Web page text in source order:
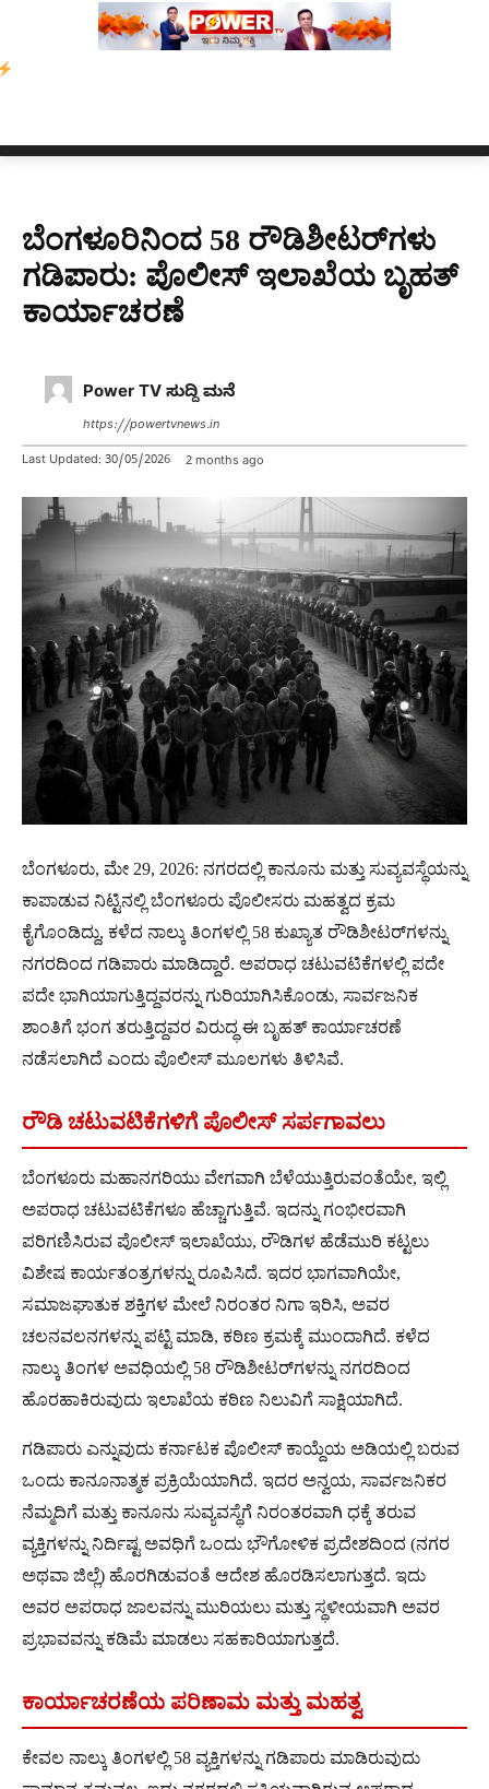
ಆಡಿಯೋ ಕ್ಲಿಪ್ ಅನ್ನು ಬದಲಾಯಿಸಲಾಗಿದೆ. ಸುಪ್ರೀಂ ಕೋರ್ಟ್ ಮಣಿಪುರದ
ಬೆಂಗಳೂರಿನಿಂದ 58 ರೌಡಿಶೀಟರ್‌ಗಳು
ಗಡಿಪಾರು: ಪೊಲೀಸ್ ಇಲಾಖೆಯ ಬೃಹತ್
ಕಾರ್ಯಾಚರಣೆ
Power TV ಸುದ್ದಿ ಮನೆ
https://powertvnews.in
Last Updated: 30/05/2026 2 months ago
ಬೆಂಗಳೂರು, ಮೇ 29, 2026: ನಗರದಲ್ಲಿ ಕಾನೂನು ಮತ್ತು ಸುವ್ಯವಸ್ಥೆಯನ್ನು
ಕಾಪಾಡುವ ನಿಟ್ಟಿನಲ್ಲಿ ಬೆಂಗಳೂರು ಪೊಲೀಸರು ಮಹತ್ವದ ಕ್ರಮ
ಕೈಗೊಂಡಿದ್ದು, ಕಳೆದ ನಾಲ್ಕು ತಿಂಗಳಲ್ಲಿ 58 ಕುಖ್ಯಾತ ರೌಡಿಶೀಟರ್‌ಗಳನ್ನು
ನಗರದಿಂದ ಗಡಿಪಾರು ಮಾಡಿದ್ದಾರೆ. ಅಪರಾಧ ಚಟುವಟಿಕೆಗಳಲ್ಲಿ ಪದೇ
ಪದೇ ಭಾಗಿಯಾಗುತ್ತಿದ್ದವರನ್ನು ಗುರಿಯಾಗಿಸಿಕೊಂಡು, ಸಾರ್ವಜನಿಕ
ಶಾಂತಿಗೆ ಭಂಗ ತರುತ್ತಿದ್ದವರ ವಿರುದ್ಧ ಈ ಬೃಹತ್ ಕಾರ್ಯಾಚರಣೆ
ನಡೆಸಲಾಗಿದೆ ಎಂದು ಪೊಲೀಸ್ ಮೂಲಗಳು ತಿಳಿಸಿವೆ.
ರೌಡಿ ಚಟುವಟಿಕೆಗಳಿಗೆ ಪೊಲೀಸ್ ಸರ್ಪಗಾವಲು
ಬೆಂಗಳೂರು ಮಹಾನಗರಿಯು ವೇಗವಾಗಿ ಬೆಳೆಯುತ್ತಿರುವಂತೆಯೇ, ಇಲ್ಲಿ
ಅಪರಾಧ ಚಟುವಟಿಕೆಗಳೂ ಹೆಚ್ಚಾಗುತ್ತಿವೆ. ಇದನ್ನು ಗಂಭೀರವಾಗಿ
ಪರಿಗಣಿಸಿರುವ ಪೊಲೀಸ್ ಇಲಾಖೆಯು, ರೌಡಿಗಳ ಹೆಡೆಮುರಿ ಕಟ್ಟಲು
ವಿಶೇಷ ಕಾರ್ಯತಂತ್ರಗಳನ್ನು ರೂಪಿಸಿದೆ. ಇದರ ಭಾಗವಾಗಿಯೇ,
ಸಮಾಜಘಾತುಕ ಶಕ್ತಿಗಳ ಮೇಲೆ ನಿರಂತರ ನಿಗಾ ಇರಿಸಿ, ಅವರ
ಚಲನವಲನಗಳನ್ನು ಪಟ್ಟಿ ಮಾಡಿ, ಕಠಿಣ ಕ್ರಮಕ್ಕೆ ಮುಂದಾಗಿದೆ. ಕಳೆದ
ನಾಲ್ಕು ತಿಂಗಳ ಅವಧಿಯಲ್ಲಿ 58 ರೌಡಿಶೀಟರ್‌ಗಳನ್ನು ನಗರದಿಂದ
ಹೊರಹಾಕಿರುವುದು ಇಲಾಖೆಯ ಕಠಿಣ ನಿಲುವಿಗೆ ಸಾಕ್ಷಿಯಾಗಿದೆ.
ಗಡಿಪಾರು ಎನ್ನುವುದು ಕರ್ನಾಟಕ ಪೊಲೀಸ್ ಕಾಯ್ದೆಯ ಅಡಿಯಲ್ಲಿ ಬರುವ
ಒಂದು ಕಾನೂನಾತ್ಮಕ ಪ್ರಕ್ರಿಯೆಯಾಗಿದೆ. ಇದರ ಅನ್ವಯ, ಸಾರ್ವಜನಿಕರ
ನೆಮ್ಮದಿಗೆ ಮತ್ತು ಕಾನೂನು ಸುವ್ಯವಸ್ಥೆಗೆ ನಿರಂತರವಾಗಿ ಧಕ್ಕೆ ತರುವ
ವ್ಯಕ್ತಿಗಳನ್ನು ನಿರ್ದಿಷ್ಟ ಅವಧಿಗೆ ಒಂದು ಭೌಗೋಳಿಕ ಪ್ರದೇಶದಿಂದ (ನಗರ
ಅಥವಾ ಜಿಲ್ಲೆ) ಹೊರಗಿಡುವಂತೆ ಆದೇಶ ಹೊರಡಿಸಲಾಗುತ್ತದೆ. ಇದು
ಅವರ ಅಪರಾಧ ಜಾಲವನ್ನು ಮುರಿಯಲು ಮತ್ತು ಸ್ಥಳೀಯವಾಗಿ ಅವರ
ಪ್ರಭಾವವನ್ನು ಕಡಿಮೆ ಮಾಡಲು ಸಹಕಾರಿಯಾಗುತ್ತದೆ.
ಕಾರ್ಯಾಚರಣೆಯ ಪರಿಣಾಮ ಮತ್ತು ಮಹತ್ವ
ಕೇವಲ ನಾಲ್ಕು ತಿಂಗಳಲ್ಲಿ 58 ವ್ಯಕ್ತಿಗಳನ್ನು ಗಡಿಪಾರು ಮಾಡಿರುವುದು